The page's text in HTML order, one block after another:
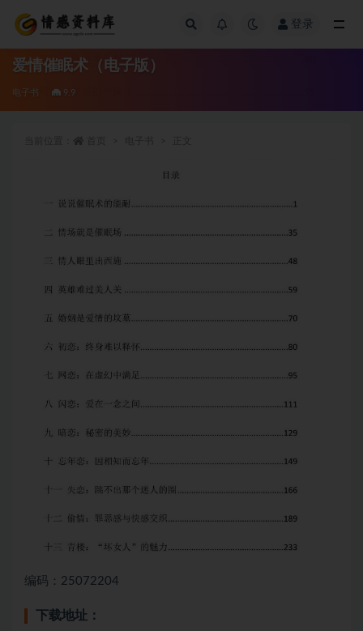
登录
爱情催眠术（电子版）
电子书 9.9
编码：25072204
下载地址：